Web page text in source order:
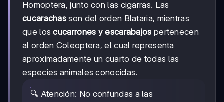
Homoptera, junto con las cigarras. Las
cucarachas son del orden Blataria, mientras
que loscucarrones y escarabajos pertenecen
al orden Coleoptera, el cual representa
aproximadamente un cuarto de todas las
especies animales conocidas.
🔍 Atención: No confundas a las